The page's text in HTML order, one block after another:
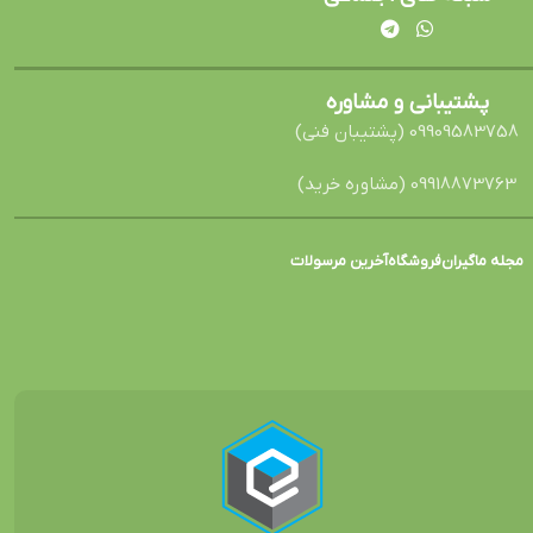
پشتیبانی و مشاوره
09909583758 (پشتیبان فنی)
09918873763 (مشاوره خرید)
مجله ماگیرانفروشگاهآخرین مرسولات